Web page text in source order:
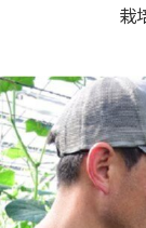
栽